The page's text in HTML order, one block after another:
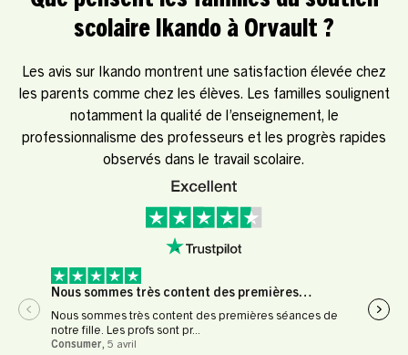
scolaire Ikando à Orvault ?
Les avis sur Ikando montrent une satisfaction élevée chez
les parents comme chez les élèves. Les familles soulignent
notamment la qualité de l’enseignement, le
professionnalisme des professeurs et les progrès rapides
observés dans le travail scolaire.
Nous sommes très content des premières…
Nous sommes très content des premières séances de
notre fille. Les profs sont pr...
Consumer, 5 avril